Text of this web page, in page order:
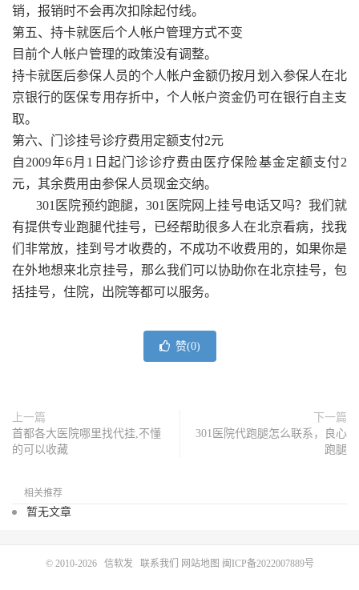
销，报销时不会再次扣除起付线。
第五、持卡就医后个人帐户管理方式不变
目前个人帐户管理的政策没有调整。
持卡就医后参保人员的个人帐户金额仍按月划入参保人在北
京银行的医保专用存折中，个人帐户资金仍可在银行自主支
取。
第六、门诊挂号诊疗费用定额支付2元
自2009年6月1日起门诊诊疗费由医疗保险基金定额支付2
元，其余费用由参保人员现金交纳。
301医院预约跑腿，301医院网上挂号电话又吗？我们就
有提供专业跑腿代挂号，已经帮助很多人在北京看病，找我
们非常放，挂到号才收费的，不成功不收费用的，如果你是
在外地想来北京挂号，那么我们可以协助你在北京挂号，包
括挂号，住院，出院等都可以服务。
赞(0)
上一篇
首都各大医院哪里找代挂,不懂
的可以收藏
下一篇
301医院代跑腿怎么联系，良心
跑腿
相关推荐
暂无文章
© 2010-2026 信软发 联系我们 网站地图 闽ICP备2022007889号